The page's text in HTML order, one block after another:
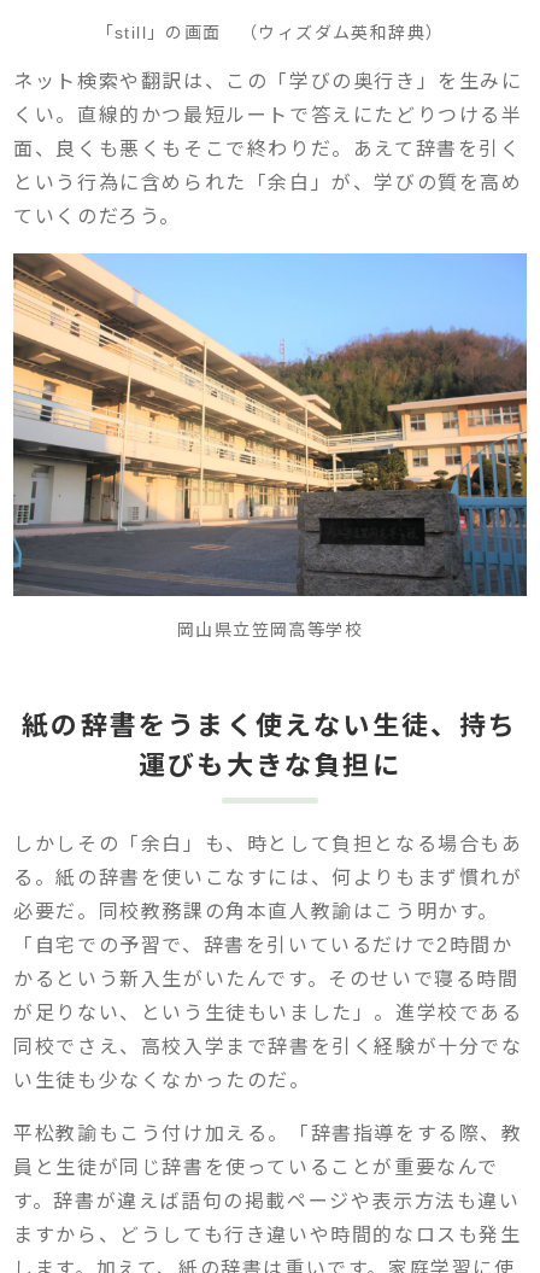
「still」の画面 （ウィズダム英和辞典）
ネット検索や翻訳は、この「学びの奥行き」を生みに
くい。直線的かつ最短ルートで答えにたどりつける半
面、良くも悪くもそこで終わりだ。あえて辞書を引く
という行為に含められた「余白」が、学びの質を高め
ていくのだろう。
岡山県立笠岡高等学校
紙の辞書をうまく使えない生徒、持ち
運びも大きな負担に
しかしその「余白」も、時として負担となる場合もあ
る。紙の辞書を使いこなすには、何よりもまず慣れが
必要だ。同校教務課の角本直人教諭はこう明かす。
「自宅での予習で、辞書を引いているだけで2時間か
かるという新入生がいたんです。そのせいで寝る時間
が足りない、という生徒もいました」。進学校である
同校でさえ、高校入学まで辞書を引く経験が十分でな
い生徒も少なくなかったのだ。
平松教諭もこう付け加える。「辞書指導をする際、教
員と生徒が同じ辞書を使っていることが重要なんで
す。辞書が違えば語句の掲載ページや表示方法も違い
ますから、どうしても行き違いや時間的なロスも発生
します。加えて、紙の辞書は重いです。家庭学習に使